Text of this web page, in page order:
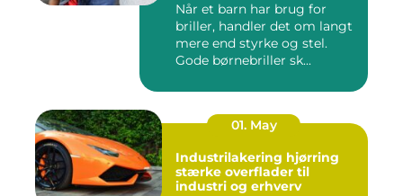
Når et barn har brug for
briller, handler det om langt
mere end styrke og stel.
Gode børnebriller sk...
01. May
Industrilakering hjørring
stærke overflader til
industri og erhverv